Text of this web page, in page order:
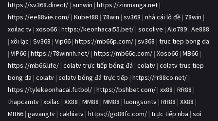
https://sv368.direct/ | sunwin | https://zinmanga.net |
https://ee88vie.com/ | Kubet88 | 78win | sv368 | nhà cái lô đề | 78win |
xoilac tv | xoso66 | https://keonhacai55.bet/ | socolive | Alo789 | Ae888
| xôi lạc | Sv368 | Vip66 | https://mb66p.com/ | sv368 | truc tiep bong da
| VIP66 | https://78winnh.net/ | https://mb66q.com/ | Xoso66 | MB66 |
https://mb66.life/ | colatv trực tiếp bóng đá | colatv | colatv truc tiep
bong da | colatv | colatv bóng đá trực tiếp | https://rr88co.net/ |
https://tylekeonhacai.futbol/ | https://bshbet.com/ | xx88 | RR88 |
thapcamtv | xoilac | XX88 | MM88 | MM88 | luongsontv | RR88 | XX88 |
MB66 | gavangtv | cakhiatv | https://go88fc.com/ | trực tiếp nba | soi